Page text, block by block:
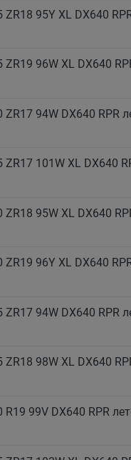
95Y XL DX640
96W XL DX640
94W DX640 RPR
101W XL DX640
95W XL DX640
96Y XL DX640
94W DX640 RPR
98W XL DX640
99V DX640 RPR